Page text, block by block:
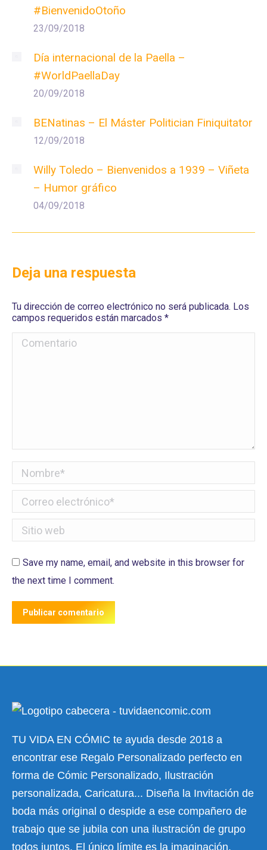
#BienvenidoOtoño
23/09/2018
Día internacional de la Paella –
#WorldPaellaDay
20/09/2018
BENatinas – El Máster Politician Finiquitator
12/09/2018
Willy Toledo – Bienvenidos a 1939 – Viñeta
– Humor gráfico
04/09/2018
Deja una respuesta
Tu dirección de correo electrónico no será publicada. Los
campos requeridos están marcados *
Comentario
Nombre *
Correo electrónico *
Sitio web
Save my name, email, and website in this browser for
the next time I comment.
Publicar comentario
TU VIDA EN CÓMIC te ayuda desde 2018 a
encontrar ese Regalo Personalizado perfecto en
forma de Cómic Personalizado, Ilustración
personalizada, Caricatura... Diseña la Invitación de
boda más original o despide a ese compañero de
trabajo que se jubila con una ilustración de grupo
todos juntos. El único límite es la imaginación.